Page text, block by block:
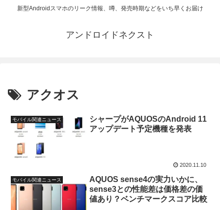
新型Androidスマホのリーク情報、噂、発売時期などをいち早くお届け
アンドロイドネクスト
アクオス
モバイル関連ニュース
シャープがAQUOSのAndroid 11
アップデート予定機種を発表
2020.11.10
モバイル関連ニュース
AQUOS sense4の実力いかに、
sense3との性能差は価格差の価
値あり？ベンチマークスコア比較